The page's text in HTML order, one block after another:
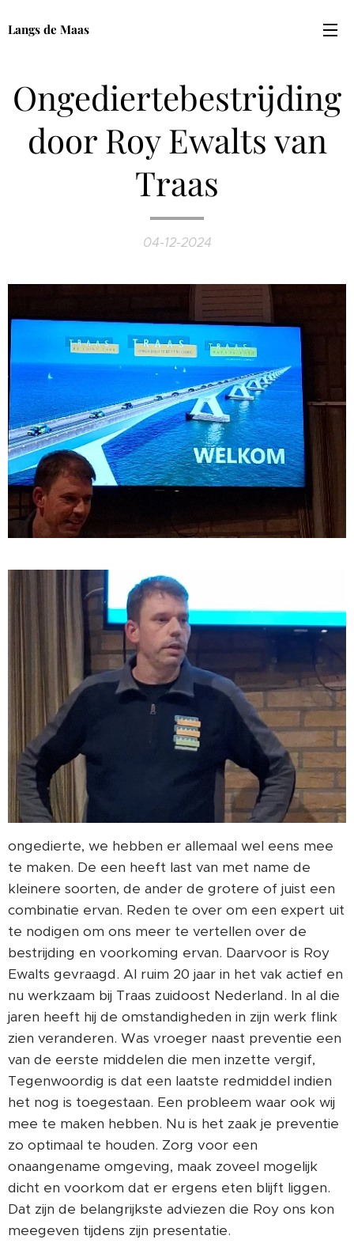
Langs de Maas
Ongediertebestrijding
door Roy Ewalts van
Traas
04-12-2024
ongedierte, we hebben er allemaal wel eens mee
te maken. De een heeft last van met name de
kleinere soorten, de ander de grotere of juist een
combinatie ervan. Reden te over om een expert uit
te nodigen om ons meer te vertellen over de
bestrijding en voorkoming ervan. Daarvoor is Roy
Ewalts gevraagd. Al ruim 20 jaar in het vak actief en
nu werkzaam bij Traas zuidoost Nederland. In al die
jaren heeft hij de omstandigheden in zijn werk flink
zien veranderen. Was vroeger naast preventie een
van de eerste middelen die men inzette vergif,
Tegenwoordig is dat een laatste redmiddel indien
het nog is toegestaan. Een probleem waar ook wij
mee te maken hebben. Nu is het zaak je preventie
zo optimaal te houden. Zorg voor een
onaangename omgeving, maak zoveel mogelijk
dicht en voorkom dat er ergens eten blijft liggen.
Dat zijn de belangrijkste adviezen die Roy ons kon
meegeven tijdens zijn presentatie.